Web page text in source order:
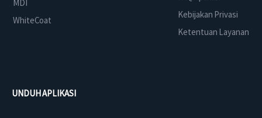
MDI
WhiteCoat
Kebijakan Privasi
Ketentuan Layanan
UNDUH APLIKASI